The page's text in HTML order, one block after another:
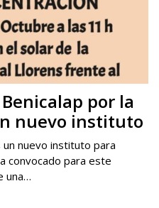
por la
nuevo instituto
nuevo instituto para
convocado para este
una…